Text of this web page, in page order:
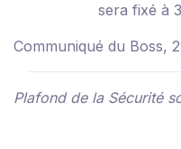
sera fixé à
Communiqué du Boss,
Plafond de la Sécurité